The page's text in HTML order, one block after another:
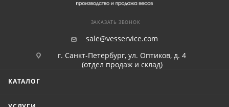
ЗАКАЗАТЬ ЗВОНОК
sale@vesservice.com
г. Санкт-Петербург, ул. Оптиков, д. 4
(отдел продаж и склад)
КАТАЛОГ